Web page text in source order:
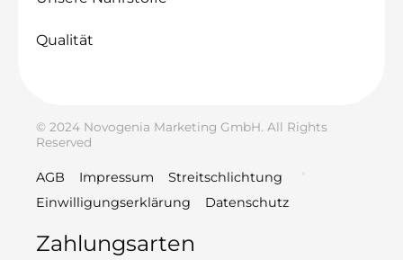
Qualität
© 2024 Novogenia Marketing GmbH. All Rights
Reserved
AGB Impressum
Streitschlichtung
Einwilligungserklärung
Datenschutz
Zahlungsarten